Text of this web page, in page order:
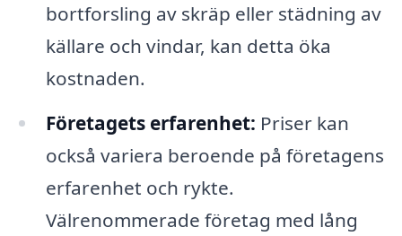
bortforsling av skräp eller städning av
källare och vindar, kan detta öka
kostnaden.
Företagets erfarenhet: Priser kan
också variera beroende på företagens
erfarenhet och rykte.
Välrenommerade företag med lång